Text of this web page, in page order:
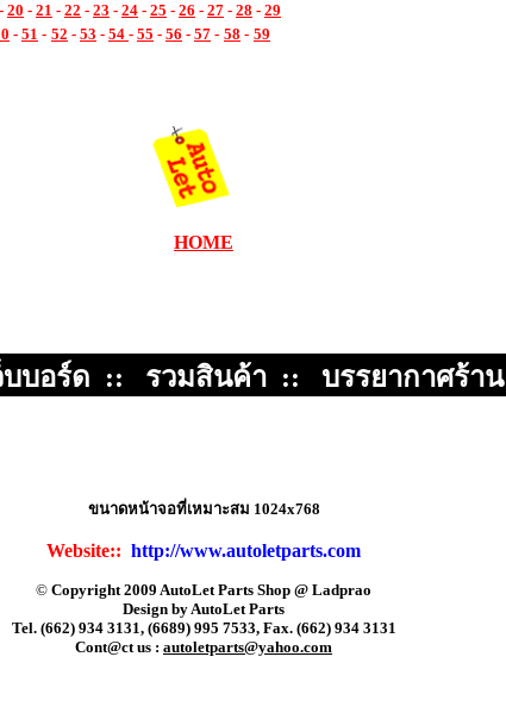
- 20 - 21 - 22 - 23 - 24 - 25 - 26 - 27 - 28 - 29
- 51 - 52 - 53 - 54 - 55 - 56 - 57 - 58 - 59
HOME
บบอร์ด :: รวมสินค้า :: บรรยากาศร้าน
ขนาดหน้าจอที่เหมาะสม 1024x768
Website:: http://www.autoletparts.com
© Copyright 2009 AutoLet Parts Shop @ Ladprao
Design by AutoLet Parts
Tel. (662) 934 3131, (6689) 995 7533, Fax. (662) 934 3131
Cont@ct us : autoletparts@yahoo.com